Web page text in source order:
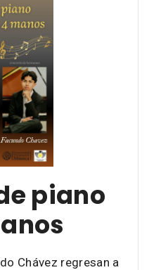
piano
Chávez regresan a